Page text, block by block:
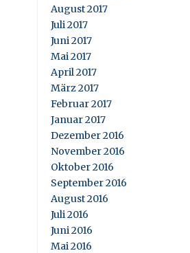
August 2017
Juli 2017
Juni 2017
Mai 2017
April 2017
März 2017
Februar 2017
Januar 2017
Dezember 2016
November 2016
Oktober 2016
September 2016
August 2016
Juli 2016
Juni 2016
Mai 2016